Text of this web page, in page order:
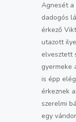
Agnesét a
dadogós
érkező
utazott
elvesztett
gyermeke
is épp
érkeznek
szerelmi
egy